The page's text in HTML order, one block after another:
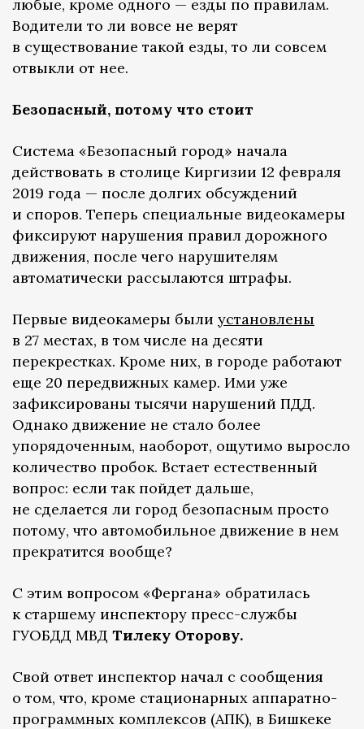
любые, кроме одного — езды по правилам.
Водители то ли вовсе не верят
в существование такой езды, то ли совсем
отвыкли от нее.
Безопасный, потому что стоит
Система «Безопасный город» начала
действовать в столице Киргизии 12 февраля
2019 года — после долгих обсуждений
и споров. Теперь специальные видеокамеры
фиксируют нарушения правил дорожного
движения, после чего нарушителям
автоматически рассылаются штрафы.
Первые видеокамеры были установлены
в 27 местах, в том числе на десяти
перекрестках. Кроме них, в городе работают
еще 20 передвижных камер. Ими уже
зафиксированы тысячи нарушений ПДД.
Однако движение не стало более
упорядоченным, наоборот, ощутимо выросло
количество пробок. Встает естественный
вопрос: если так пойдет дальше,
не сделается ли город безопасным просто
потому, что автомобильное движение в нем
прекратится вообще?
С этим вопросом «Фергана» обратилась
к старшему инспектору пресс-службы
ГУОБДД МВД Тилеку Оторову.
Свой ответ инспектор начал с сообщения
о том, что, кроме стационарных аппаратно-
программных комплексов (АПК), в Бишкеке